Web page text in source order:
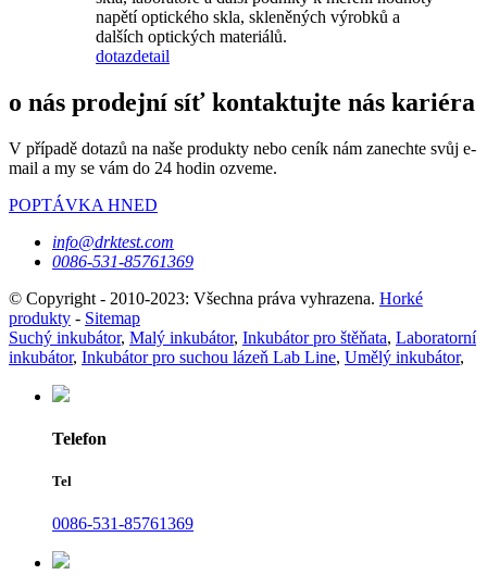
napětí optického skla, skleněných výrobků a
dalších optických materiálů.
dotazdetail
o nás prodejní síť kontaktujte nás kariéra
V případě dotazů na naše produkty nebo ceník nám zanechte svůj e-
mail a my se vám do 24 hodin ozveme.
POPTÁVKA HNED
info@drktest.com
0086-531-85761369
© Copyright - 2010-2023: Všechna práva vyhrazena. Horké
produkty - Sitemap
Suchý inkubátor, Malý inkubátor, Inkubátor pro štěňata, Laboratorní
inkubátor, Inkubátor pro suchou lázeň Lab Line, Umělý inkubátor,
Telefon
Tel
0086-531-85761369